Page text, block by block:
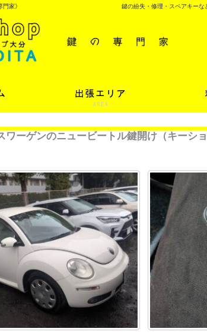
家》 鍵の紛失・修理・スペアキーな
ワーゲンのニュービートル鍵開け（キーショ